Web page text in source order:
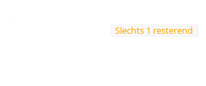
Slechts 1 resterend